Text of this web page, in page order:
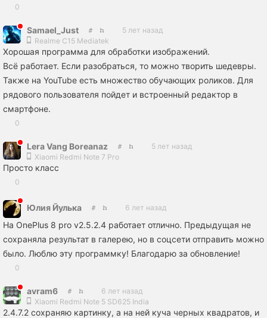
0
Samael_Just
5 лет назад
Realme C15 Mediatek
Хорошая программа для обработки изображений.
Всё работает. Если разобраться, то можно творить шедевры.
Также на YouTube есть множество обучающих роликов. Для
рядового пользователя пойдет и встроенный редактор в
смартфоне.
0
Lera Vang Boreanaz
5 лет назад
Xiaomi Redmi Note 7 Pro
Просто класс
0
Юлия Йулька 6 лет назад
На OnePlus 8 pro v2.5.2.4 работает отлично. Предыдущая не
сохраняла результат в галерею, но в соцсети отправить можно
было. Люблю эту программку! Благодарю за обновление!
0
avram6
6 лет назад
Xiaomi Redmi Note 5 SD625 India
2.4.7.2 сохраняю картинку, а на ней куча черных квадратов, и